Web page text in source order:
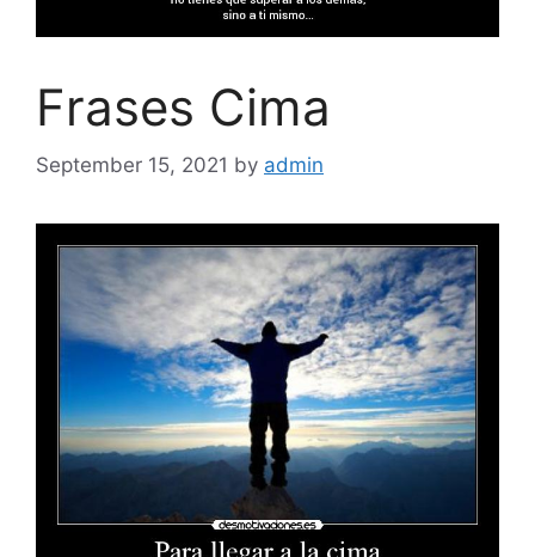
Frases Cima
September 15, 2021 by admin